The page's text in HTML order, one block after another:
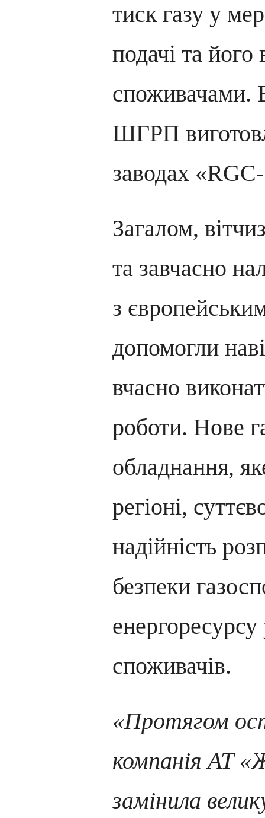
тиск газу у
подачі та його
споживачами.
ШГРП
заводах
Загалом,
та завчасно
з
допомогли
вчасно
роботи. Нове
обладнання,
регіоні,
надійність
безпеки
енергоресурсу
споживачів.
«Протягом
компанія АТ
замінила